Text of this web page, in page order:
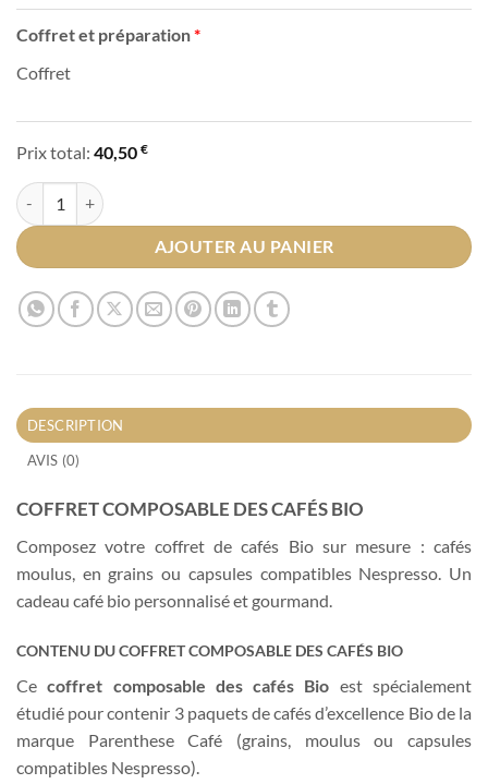
Coffret et préparation
Coffret
Prix total: 40,50 €
quantité de Coffret composable des Cafés Bio
AJOUTER AU PANIER
DESCRIPTION
AVIS (0)
COFFRET COMPOSABLE DES CAFÉS BIO
Composez votre coffret de cafés Bio sur mesure : cafés
moulus, en grains ou capsules compatibles Nespresso. Un
cadeau café bio personnalisé et gourmand.
CONTENU DU COFFRET COMPOSABLE DES CAFÉS BIO
Cecoffret composable des cafés Bio est spécialement
étudié pour contenir 3 paquets de cafés d’excellence Bio de la
marque Parenthese Café (grains, moulus ou capsules
compatibles Nespresso).